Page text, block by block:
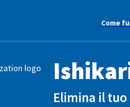
Come
Elimina il